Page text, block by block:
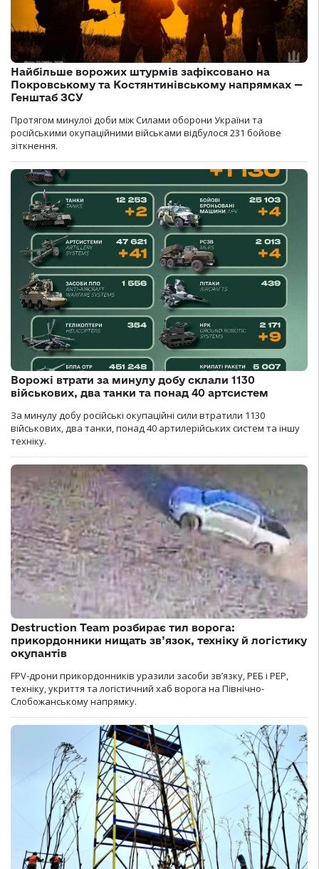
Найбільше ворожих штурмів зафіксовано на
Покровському та Костянтинівському напрямках —
Генштаб ЗСУ
Протягом минулої доби між Силами оборони України та
російськими окупаційними військами відбулося 231 бойове
зіткнення.
Ворожі втрати за минулу добу склали 1130
військових, два танки та понад 40 артсистем
За минулу добу російські окупаційні сили втратили 1130
військових, два танки, понад 40 артилерійських систем та іншу
техніку.
Destruction Team розбирає тил ворога:
прикордонники нищать зв’язок, техніку й логістику
окупантів
FPV-дрони прикордонників уразили засоби зв’язку, РЕБ і РЕР,
техніку, укриття та логістичний хаб ворога на Північно-
Слобожанському напрямку.